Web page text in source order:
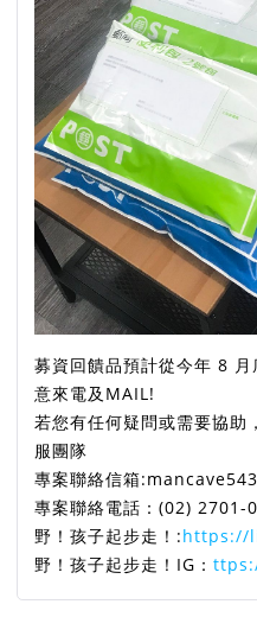
募資回饋品預計從今年 8
意來電及MAIL!
若您有任何疑問或需要協助
服團隊
專案聯絡信箱
專案聯絡電話：(02) 2701-
野！孩子起步走！:https://
野！孩子起步走！IG：